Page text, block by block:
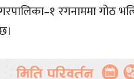
रगनाममा गोठ